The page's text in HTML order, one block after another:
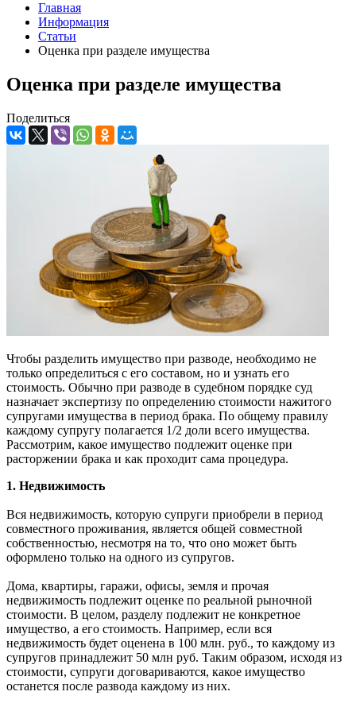
Главная
Информация
Статьи
Оценка при разделе имущества
Оценка при разделе имущества
Поделиться
Чтобы разделить имущество при разводе, необходимо не
только определиться с его составом, но и узнать его
стоимость. Обычно при разводе в судебном порядке суд
назначает экспертизу по определению стоимости нажитого
супругами имущества в период брака. По общему правилу
каждому супругу полагается 1/2 доли всего имущества.
Рассмотрим, какое имущество подлежит оценке при
расторжении брака и как проходит сама процедура.
1. Недвижимость
Вся недвижимость, которую супруги приобрели в период
совместного проживания, является общей совместной
собственностью, несмотря на то, что оно может быть
оформлено только на одного из супругов.
Дома, квартиры, гаражи, офисы, земля и прочая
недвижимость подлежит оценке по реальной рыночной
стоимости. В целом, разделу подлежит не конкретное
имущество, а его стоимость. Например, если вся
недвижимость будет оценена в 100 млн. руб., то каждому из
супругов принадлежит 50 млн руб. Таким образом, исходя из
стоимости, супруги договариваются, какое имущество
останется после развода каждому из них.